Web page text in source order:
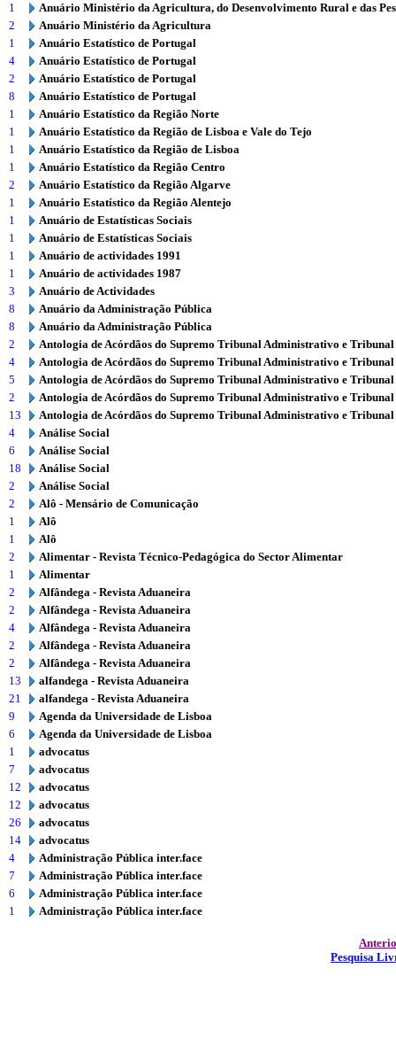
1
Anuário Ministério da Agricultura, do Desenvolvimento Rural e das
2
Anuário Ministério da Agricultura
1
Anuário Estatístico de Portugal
4
Anuário Estatístico de Portugal
2
Anuário Estatístico de Portugal
8
Anuário Estatístico de Portugal
1
Anuário Estatístico da Região Norte
1
Anuário Estatístico da Região de Lisboa e Vale do Tejo
1
Anuário Estatístico da Região de Lisboa
1
Anuário Estatístico da Região Centro
2
Anuário Estatístico da Região Algarve
1
Anuário Estatístico da Região Alentejo
1
Anuário de Estatísticas Sociais
1
Anuário de Estatísticas Sociais
1
Anuário de actividades 1991
1
Anuário de actividades 1987
3
Anuário de Actividades
8
Anuário da Administração Pública
8
Anuário da Administração Pública
2
Antologia de Acórdãos do Supremo Tribunal Administrativo e
4
Antologia de Acórdãos do Supremo Tribunal Administrativo e
5
Antologia de Acórdãos do Supremo Tribunal Administrativo e
2
Antologia de Acórdãos do Supremo Tribunal Administrativo e
13
Antologia de Acórdãos do Supremo Tribunal Administrativo e
4
Análise Social
6
Análise Social
18
Análise Social
2
Análise Social
2
Alô - Mensário de Comunicação
1
Alô
1
Alô
2
Alimentar - Revista Técnico-Pedagógica do Sector Alimentar
1
Alimentar
2
Alfândega - Revista Aduaneira
2
Alfândega - Revista Aduaneira
4
Alfândega - Revista Aduaneira
2
Alfândega - Revista Aduaneira
2
Alfândega - Revista Aduaneira
13
alfandega - Revista Aduaneira
21
alfandega - Revista Aduaneira
9
Agenda da Universidade de Lisboa
6
Agenda da Universidade de Lisboa
1
advocatus
7
advocatus
12
advocatus
12
advocatus
26
advocatus
14
advocatus
4
Administração Pública inter.face
7
Administração Pública inter.face
6
Administração Pública inter.face
1
Administração Pública inter.face
Pesquisa